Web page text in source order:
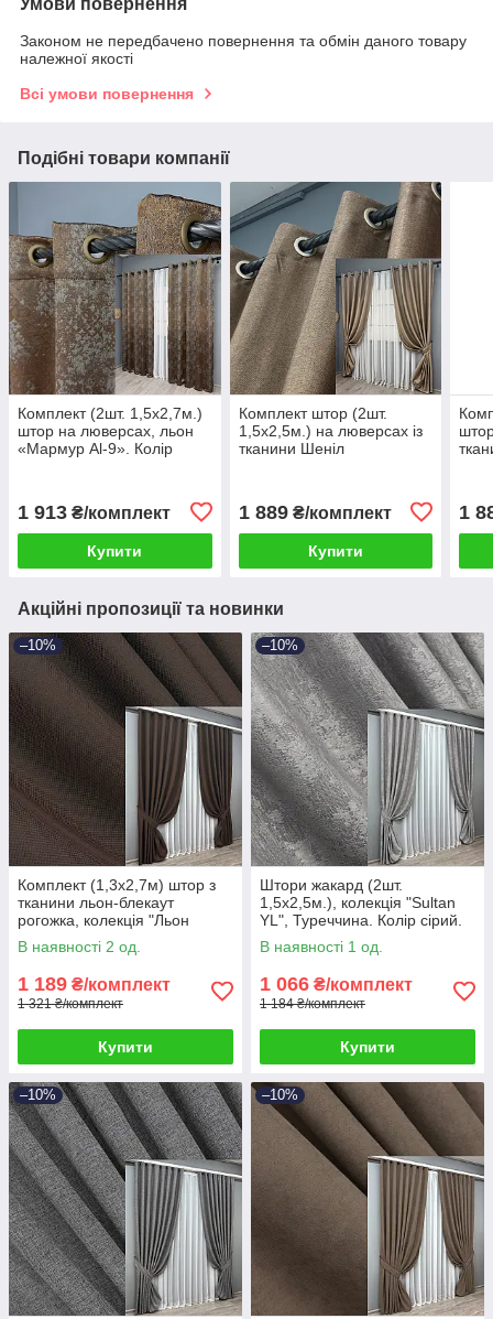
Умови повернення
Законом не передбачено повернення та обмін даного товару
належної якості
Всі умови повернення
Подібні товари компанії
Комплект (2шт. 1,5х2,7м.)
штор на люверсах, льон
«Мармур Al-9». Колір
1 913 ₴/комплект
Купити
Комплект штор (2шт.
1,5х2,5м.) на люверсах із
тканини Шеніл
1 889₴/комплект
Купити
1
Акційні пропозиції та новинки
–10%
Комплект (1,3х2,7м) штор з
тканини льон-блекаут
рогожка, колекція "Льон
Мішковина". Колір венге. Код
291ш 39-074
В наявності 2 од.
1 189 ₴/комплект
1 321 ₴/комплект
Купити
–10%
Штори жакард (2шт.
1,5х2,5м.), колекція "Sultan
YL", Туреччина. Колір сірий.
Код 1212ш 39-704
В наявності 1 од.
1 066 ₴/комплект
1 184 ₴/комплект
Купити
–10% –10%